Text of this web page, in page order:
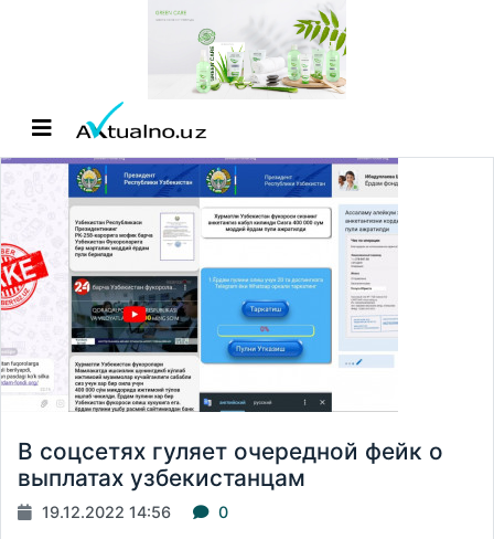
В соцсетях гуляет очередной фейк о
выплатах узбекистанцам
19.12.2022 14:56 0